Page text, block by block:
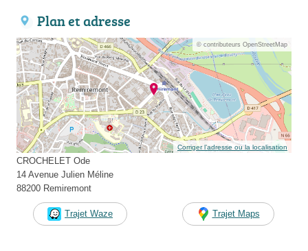
Plan et adresse
© contributeurs OpenStreetMap
Corriger l’adresse ou la localisation
CROCHELET Ode
14 Avenue Julien Méline
88200 Remiremont
Trajet Waze Trajet Maps